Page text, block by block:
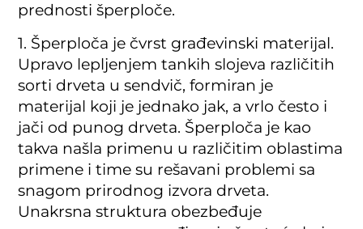
prednosti šperploče.
1. Šperploča je čvrst građevinski materijal.
Upravo lepljenjem tankih slojeva različitih
sorti drveta u sendvič, formiran je
materijal koji je jednako jak, a vrlo često i
jači od punog drveta. Šperploča je kao
takva našla primenu u različitim oblastima
primene i time su rešavani problemi sa
snagom prirodnog izvora drveta.
Unakrsna struktura obezbeđuje